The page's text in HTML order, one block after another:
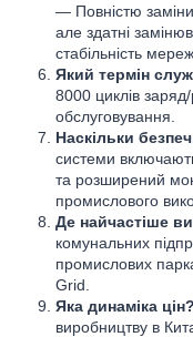
— Повністю
але здатні
стабільність
Який термін
8000 циклів
обслуговування.
Наскільки
системи
та розширений
промислового
Де найчастіше
комунальних
промислових
Grid.
Яка динаміка цін?
виробництву в